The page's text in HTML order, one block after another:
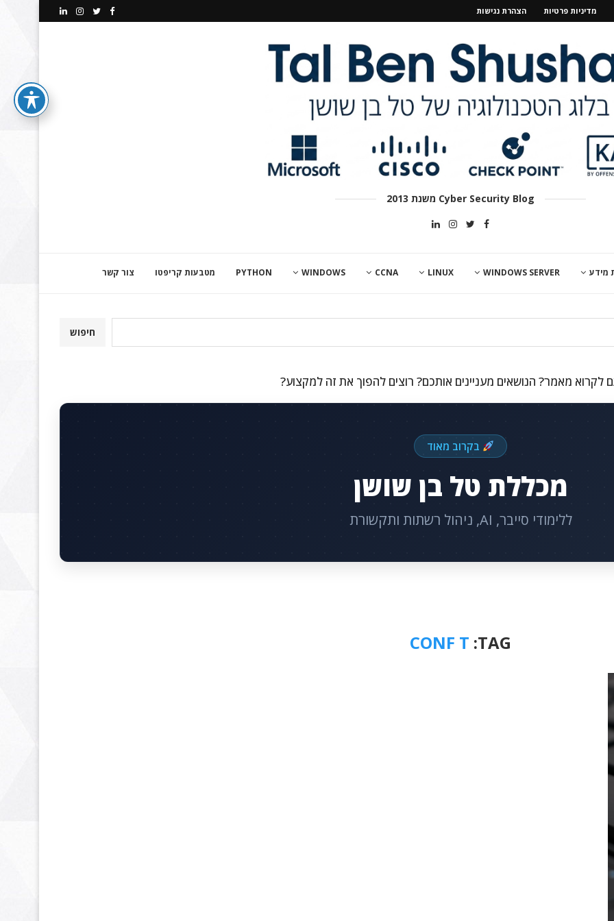
מדיניות פרטיות הצהרת נגישות
Cyber Security Blog משנת 2013
מידע WINDOWS SERVER
LINUX
CCNA
WINDOWS
PYTHON מטבעות קריפטו צור קשר
חיפוש
לקרוא מאמר? הנושאים מעניינים אותכם? רוצים להפוך את זה למקצוע?
בקרוב מאוד
מכללת טל בן שושן
ללימודי סייבר, AI, ניהול רשתות ותקשורת
TAG:
CONF T